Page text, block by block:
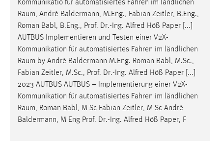
Kommunikatio für automatisiertes Fahren im ländlichen
Raum, André Baldermann, M.Eng., Fabian Zeitler, B.Eng.,
Roman Babl, B.Eng., Prof. Dr.-Ing. Alfred Höß Paper [...]
AUTBUS Implementieren und Testen einer V2X-
Kommunikation für automatisiertes Fahren im ländlichen
Raum by André Baldermann M.Eng. Roman Babl, M.Sc.,
Fabian Zeitler, M.Sc., Prof. Dr.-Ing. Alfred Höß Paper [...]
2023 AUTBUS AUTBUS – Implementierung einer V2X-
Kommunikation für automatisiertes Fahren im ländlichen
Raum, Roman Babl, M Sc Fabian Zeitler, M Sc André
Baldermann, M Eng Prof. Dr.-Ing. Alfred Höß Paper, F
EXTERNE MEDIEN
Um Inhalte von Videoplattformen und Social Media
Plattformen anzeigen zu können, werden von diesen
externen Medien Cookies gesetzt.
YouTube
Vimeo